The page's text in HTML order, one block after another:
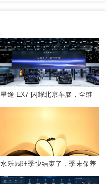
星途 EX7 闪耀北京车展，全维
水乐园旺季快结束了，季末保养
这几件事千万别省